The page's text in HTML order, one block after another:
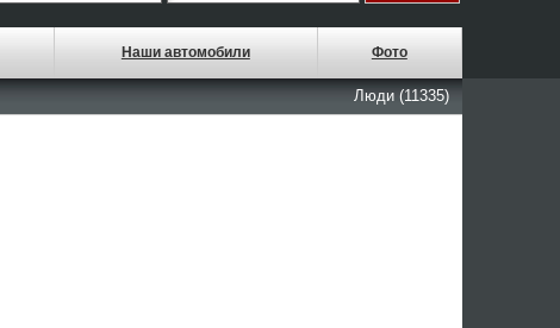
Наши автомобили Фото
Люди (11335)